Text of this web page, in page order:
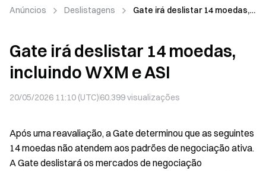
Anúncios Deslistagens
Gate irá deslistar 14 moedas,
Gate irá deslistar 14 moedas,
incluindo WXM e ASI
20/05/2026 11:10 (UTC)60.399visualizações
Após uma reavaliação, a Gate determinou que as seguintes
14 moedas não atendem aos padrões de negociação ativa.
A Gate deslistará os mercados de negociação